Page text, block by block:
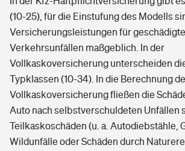
(10-25), für die Einstufung des Modells
Versicherungsleistungen für
Verkehrsunfällen maßgeblich. In der
Vollkaskoversicherung unterscheiden
Typklassen (10-34). In die Berechnung
Vollkaskoversicherung fließen die
Auto nach selbstverschuldeten Unfällen
Teilkaskoschäden (u. a. Autodiebstähle,
Wildunfälle oder Schäden durch